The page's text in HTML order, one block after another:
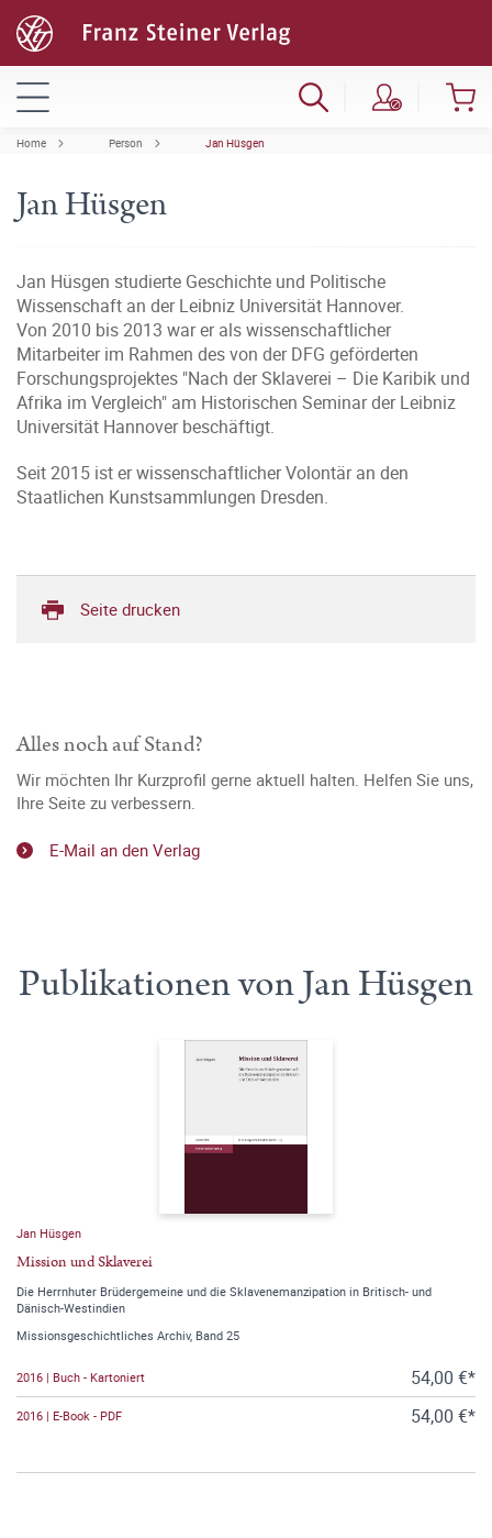
Home Person Jan Hüsgen
Jan Hüsgen
Jan Hüsgen studierte Geschichte und Politische
Wissenschaft an der Leibniz Universität Hannover.
Von 2010 bis 2013 war er als wissenschaftlicher
Mitarbeiter im Rahmen des von der DFG geförderten
Forschungsprojektes "Nach der Sklaverei – Die Karibik und
Afrika im Vergleich" am Historischen Seminar der Leibniz
Universität Hannover beschäftigt.
Seit 2015 ist er wissenschaftlicher Volontär an den
Staatlichen Kunstsammlungen Dresden.
Seite drucken
Alles noch auf Stand?
Wir möchten Ihr Kurzprofil gerne aktuell halten. Helfen Sie uns,
Ihre Seite zu verbessern.
E-Mail an den Verlag
Publikationen von Jan Hüsgen
Jan Hüsgen
Mission und Sklaverei
Die Herrnhuter Brüdergemeine und die Sklavenemanzipation in Britisch- und
Dänisch-Westindien
Missionsgeschichtliches Archiv, Band 25
2016 | Buch - Kartoniert 54,00 €*
2016 | E-Book - PDF 54,00 €*